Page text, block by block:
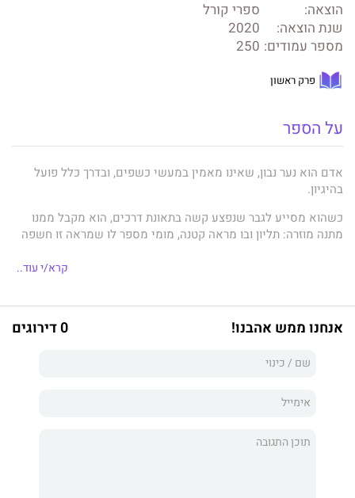
הוצאה:
ספרי קורל
שנת הוצאה:
2020
מספר עמודים: 250
פרק ראשון
על הספר
אדם הוא נער נבון, שאינו מאמין במעשי כשפים, ובדרך כלל פועל
בהיגיון.
כשהוא מסייע לגבר שנפצע קשה בתאונת דרכים, הוא מקבל ממנו
מתנה מוזרה: תליון ובו מראה קטנה, מומי מספר לו שמראה זו חשפה
אדם אינו מאמין ביכולת המראה לחשוף אמת, אך שומר את התליון
שהחלים.
להאשים אחרים בכל מיני מעשים.
ההגיונית לפיהן גדל. הוא משתמש במראה בניסיון נואש לחשוף את
קרא/י עוד..
אנחנו ממש אהבנו! 0 דירוגים